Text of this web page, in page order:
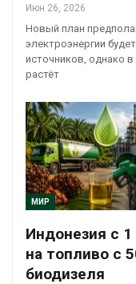
Июн 26, 2026
Новый план
электроэнергии
источников, однако в
растёт
МИР
Индонезия с
на топливо с
биодизеля